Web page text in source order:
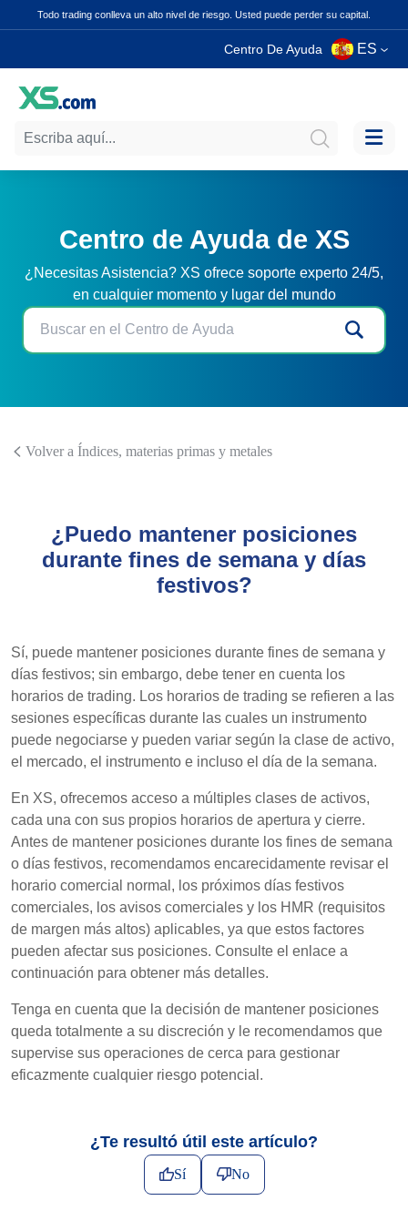
Todo trading conlleva un alto nivel de riesgo. Usted puede perder su capital.
Centro De Ayuda ES
Centro de Ayuda de XS
¿Necesitas Asistencia? XS ofrece soporte experto 24/5,
en cualquier momento y lugar del mundo
Volver a Índices, materias primas y metales
¿Puedo mantener posiciones
durante fines de semana y días
festivos?
Sí, puede mantener posiciones durante fines de semana y
días festivos; sin embargo, debe tener en cuenta los
horarios de trading. Los horarios de trading se refieren a las
sesiones específicas durante las cuales un instrumento
puede negociarse y pueden variar según la clase de activo,
el mercado, el instrumento e incluso el día de la semana.
En XS, ofrecemos acceso a múltiples clases de activos,
cada una con sus propios horarios de apertura y cierre.
Antes de mantener posiciones durante los fines de semana
o días festivos, recomendamos encarecidamente revisar el
horario comercial normal, los próximos días festivos
comerciales, los avisos comerciales y los HMR (requisitos
de margen más altos) aplicables, ya que estos factores
pueden afectar sus posiciones. Consulte el enlace a
continuación para obtener más detalles.
Tenga en cuenta que la decisión de mantener posiciones
queda totalmente a su discreción y le recomendamos que
supervise sus operaciones de cerca para gestionar
eficazmente cualquier riesgo potencial.
¿Te resultó útil este artículo?
Sí No